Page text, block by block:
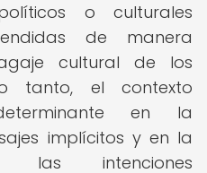
o culturales
de manera
cultural de los
tanto, el contexto
en la
implícitos y en la
las intenciones